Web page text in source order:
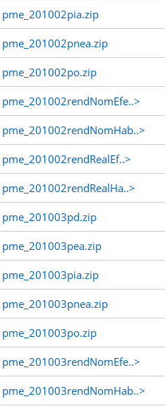
pme_201002pia.zip
pme_201002pnea.zip
pme_201002po.zip
pme_201002rendNomEfe..>
pme_201002rendNomHab..>
pme_201002rendRealEf..>
pme_201002rendRealHa..>
pme_201003pd.zip
pme_201003pea.zip
pme_201003pia.zip
pme_201003pnea.zip
pme_201003po.zip
pme_201003rendNomEfe..>
pme_201003rendNomHab..>